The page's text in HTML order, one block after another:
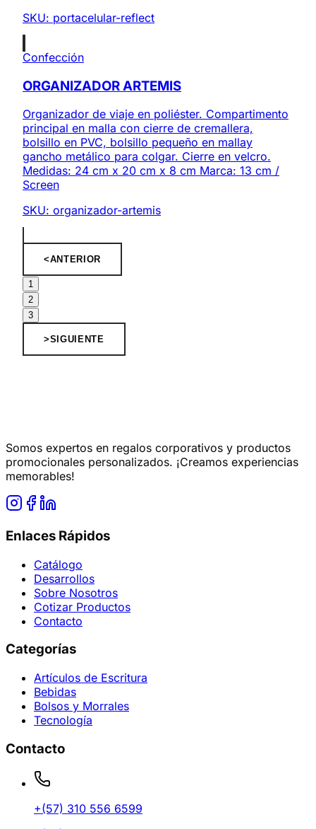
SKU: portacelular-reflect
Confección
ORGANIZADOR ARTEMIS
Organizador de viaje en poliéster. Compartimento
principal en malla con cierre de cremallera,
bolsillo en PVC, bolsillo pequeño en mallay
gancho metálico para colgar. Cierre en velcro.
Medidas: 24 cm x 20 cm x 8 cm Marca: 13 cm /
Screen
SKU: organizador-artemis
<ANTERIOR
1
2
3
>SIGUIENTE
Somos expertos en regalos corporativos y productos
promocionales personalizados. ¡Creamos experiencias
memorables!
Enlaces Rápidos
Catálogo
Desarrollos
Sobre Nosotros
Cotizar Productos
Contacto
Categorías
Artículos de Escritura
Bebidas
Bolsos y Morrales
Tecnología
Contacto
+(57) 310 556 6599